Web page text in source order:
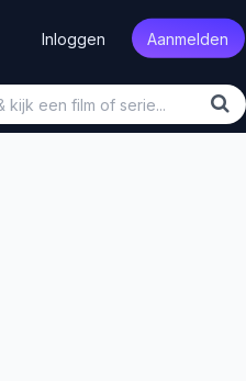
Inloggen Aanmelden